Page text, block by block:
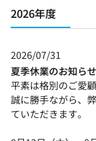
2026年度
2026/07/31
夏季休業のお知らせ
平素は格別のご愛
誠に勝手ながら、
ていただきます。